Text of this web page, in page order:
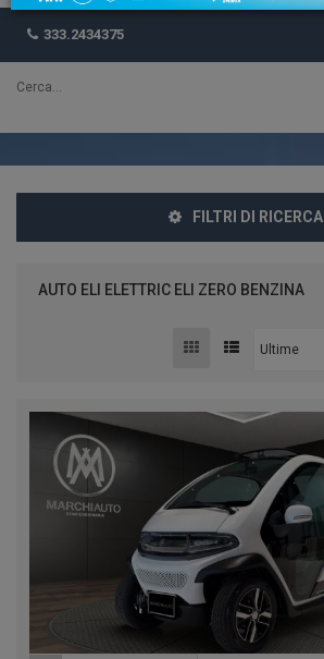
333.2434375
FILTRI DI RICERCA
AUTO ELI ELETTRIC ELI ZERO BENZINA
Ultime